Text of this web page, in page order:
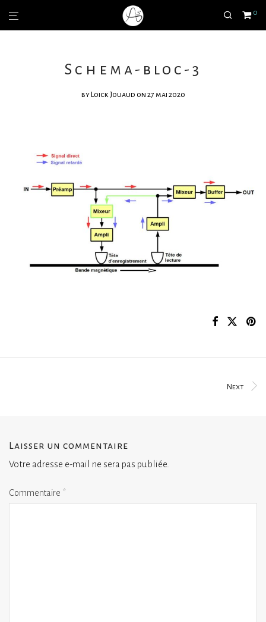
0
Schema-bloc-3
by Loick Jouaud on 27 mai 2020
Next
Laisser un commentaire
Votre adresse e-mail ne sera pas publiée.
Commentaire *